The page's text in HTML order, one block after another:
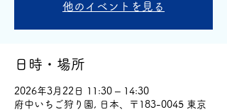
他のイベントを見る
日時・場所
2026年3月22日 11:30 – 14:30
府中いちご狩り園, 日本、〒183-0045 東京